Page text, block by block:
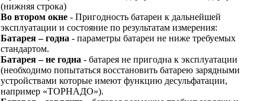
(нижняя строка)
Во втором окне - Пригодность батареи к дальнейшей
эксплуатации и состояние по результатам измерения:
Батарея – годна - параметры батареи не ниже требуемых
стандартом.
Батарея – не годна - батарея не пригодна к эксплуатации
(необходимо попытаться восстановить батарею зарядными
устройствами которые имеют функцию десульфатации,
например «ТОРНАДО»).